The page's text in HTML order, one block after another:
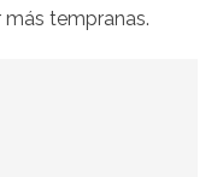
tempranas.